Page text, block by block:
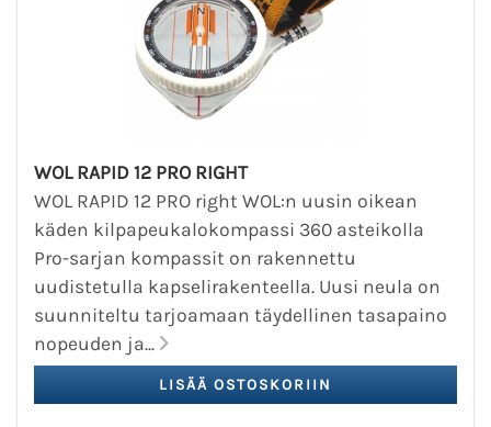
WOL RAPID 12 PRO RIGHT
WOL RAPID 12 PRO right WOL:n uusin oikean
käden kilpapeukalokompassi 360 asteikolla
Pro-sarjan kompassit on rakennettu
uudistetulla kapselirakenteella. Uusi neula on
suunniteltu tarjoamaan täydellinen tasapaino
nopeuden ja...